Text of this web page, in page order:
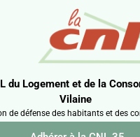
du Logement et de la
Vilaine
de défense des habitants et des